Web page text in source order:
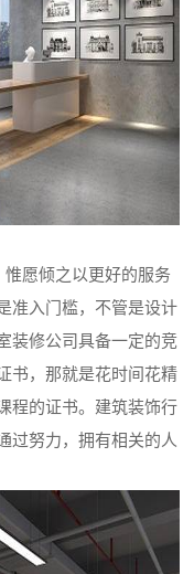
愿倾之以更好的服务
准入门槛，不管是设计
装修公司具备一定的竞
书，那就是花时间花精
程的证书。建筑装饰行
过努力，拥有相关的人